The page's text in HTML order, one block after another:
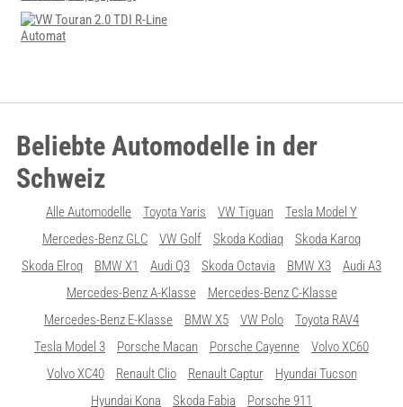
Beliebte Automodelle in der
Schweiz
Alle Automodelle Toyota Yaris VW Tiguan
Tesla Model Y
Mercedes-Benz GLC
VW Golf Skoda Kodiaq
Skoda Karoq
Skoda Elroq
BMW X1 Audi Q3 Skoda Octavia BMW X3
Audi A3
Mercedes-Benz A-Klasse
Mercedes-Benz C-Klasse
Mercedes-Benz E-Klasse
BMW X5 VW Polo
Toyota RAV4
Tesla Model 3
Porsche Macan Porsche Cayenne
Volvo XC60
Volvo XC40
Renault Clio Renault Captur
Hyundai Tucson
Hyundai Kona
Skoda Fabia Porsche 911